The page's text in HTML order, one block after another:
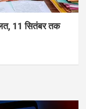
11 सितंबर तक